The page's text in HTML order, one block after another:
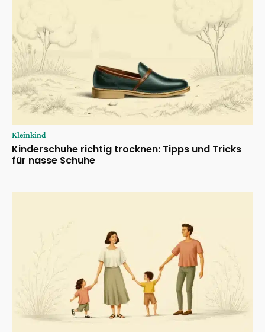
Kleinkind
Kinderschuhe richtig trocknen: Tipps und Tricks
für nasse Schuhe